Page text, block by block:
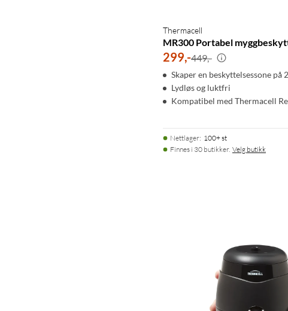
Thermacell
MR300 Portabel
299,-449,-
Skaper en beskyttelsessone på
Lydløs og luktfri
Kompatibel med Thermacell
Nettlager: 100+ st
Finnes i 30 butikker. Velg butikk